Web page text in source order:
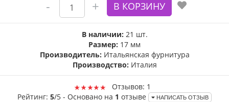
В наличии: 21 шт.
Размер: 17 мм
Производитель: Итальянская фурнитура
Производство: Италия
Отзывов: 1
Рейтинг: 5/5 - Основано на 1 отзыве НАПИСАТЬ ОТЗЫВ